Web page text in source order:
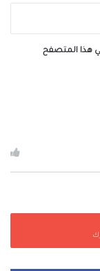
هذا المتصفح